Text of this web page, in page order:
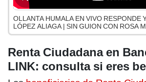
OLLANTA HUMALA EN VIVO RESPONDE
LÓPEZ ALIAGA | SIN GUION CON ROSA
Renta Ciudadana en
LINK: consulta si eres